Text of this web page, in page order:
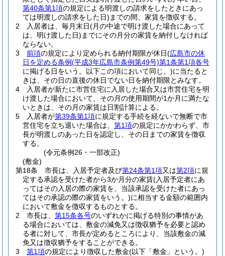
第40条第1項の規定による明渡しの請求をしたときにあっ
ては明渡しの請求をした日) までの間、家賃を徴収する。
2
入居者は、毎月末日(月の中途で明け渡した場合にあって
は、明け渡した日) までにその月分の家賃を納付しなければ
ならない。
3
前項の規定により定められる納付期限が休日(広島市の休
日を定める条例(平成3年広島市条例第49号)第1条第1項各号
に掲げる日をいう。以下この項において同じ。)に当たると
きは、その日の直後の休日でない日を納付期限とみなす。
4
入居者が新たに市営住宅に入居した場合又は市営住宅を明
け渡した場合において、その月の使用期間が1か月に満たな
いときは、その月の家賃は日割計算による。
5
入居者が第39条第1項に規定する手続を経ないで無断で市
営住宅を立ち退いた場合は、 第1項の規定にかかわらず、市
長が明渡しのあった日を認定し、その日までの家賃を徴収
する。
(令元条例26・一部改正)
(敷金)
第18条
市長は、入居予定者及び第24条第1項又は第2項に規
定する承認を受けた者から3か月分の家賃(入居予定者にあ
ってはその入居の際の家賃を、当該承認を受けた者にあっ
てはその承認の際の家賃をいう。)に相当する金額の範囲内
において敷金を徴収するものとする。
2
市長は、 第15条各号のいずれかに掲げる特別の事情があ
る場合においては、敷金の減免又は徴収猶予を必要と認め
る者に対して、市長が定めるところにより、当該敷金の減
免又は徴収猶予をすることができる。
3
第1項の規定により徴収した敷金(以下「敷金」という。)